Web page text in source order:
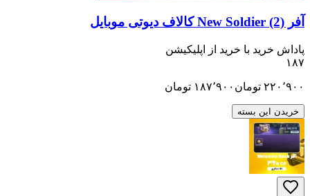
با خرید از اپلیکیشن
تومان ۱۸۷٬۹۰۰تومان
بسته